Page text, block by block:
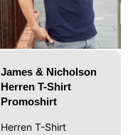
James & Nicholson
Herren T-Shirt
Promoshirt
Herren T-Shirt